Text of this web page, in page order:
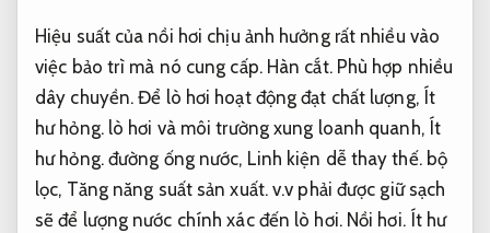
Hiệu suất của nồi hơi chịu ảnh hưởng rất nhiều vào
việc bảo trì mà nó cung cấp. Hàn cắt. Phù hợp nhiều
dây chuyền. Để lò hơi hoạt động đạt chất lượng, Ít
hư hỏng.lò hơi và môi trường xung loanh quanh, Ít
hư hỏng.đường ống nước, Linh kiện dễ thay thế.bộ
lọc, Tăng năng suất sản xuất.v.v phải được giữ sạch
sẽ để lượng nước chính xác đến lò hơi. Nồi hơi. Ít hư